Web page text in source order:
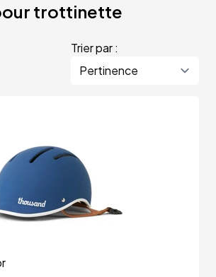
trottinette
Trier par :